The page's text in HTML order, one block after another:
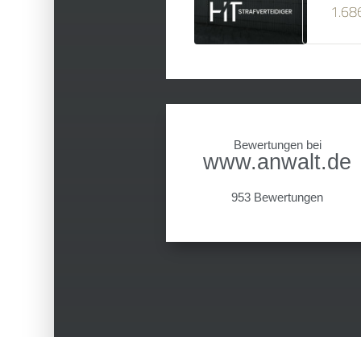
Bewertungen bei
www.anwalt.de
953 Bewertungen